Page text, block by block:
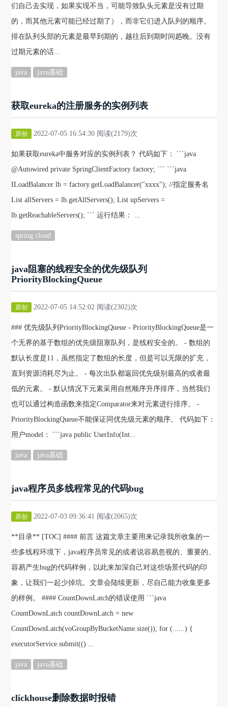
们自己去实现，如果实现不当，可能导致队头元素是没有过期
的，而其他元素可能已经过期了），而非它们进入队列的顺序。
排在队列头部的元素是最早到期的，越往后到期时间赿晚。没有
过期元素的话...
java java基础
获取eureka的注册服务的实例列表
原创 2022-07-05 16:54:30 阅读(2179)次
如果获取eureka中服务对应的实例列表？ 代码如下： ```java
@Autowired private SpringClientFactory factory; ``` ```java
ILoadBalancer lb = factory.getLoadBalancer("xxxx"); //指定服务名
List allServers = lb.getAllServers(); List upServers =
lb.getReachableServers(); ``` 运行结果： ...
spring cloud
java阻塞的线程安全的优先级队列
PriorityBlockingQueue
原创 2022-07-05 14:52:02 阅读(2302)次
### 优先级队列PriorityBlockingQueue - PriorityBlockingQueue是一
个无界的基于数组的优先级阻塞队列，是线程安全的。 - 数组的
默认长度是11，虽然指定了数组的长度，但是可以无限的扩充，
直到资源消耗尽为止。 - 每次出队都返回优先级别最高的或者最
低的元素。 - 默认情况下元素采用自然顺序升序排序，当然我们
也可以通过构造函数来指定Comparator来对元素进行排序。 -
PriorityBlockingQueue不能保证同优先级元素的顺序。 代码如下：
用户model： ```java public UserInfo(Int...
java java基础
java程序员多线程常见的代码bug
原创 2022-07-03 09:36:41 阅读(2065)次
**目录** [TOC] #### 前言 这篇文章主要用来记录我所收集的一
些多线程环境下，java程序员常见的或者说容易忽视的、重要的、
容易产生bug的代码样例，以此来加深自己对这些场景代码的印
象，让我们一起少掉坑。文章会陆续更新，尽自己能力收集更多
的样例。 #### CountDownLatch的错误使用 ```java
CountDownLatch countDownLatch = new
CountDownLatch(voGroupByBucketName.size()); for (......) {
executorService.submit(() ...
java java基础
clickhouse删除数据时报错